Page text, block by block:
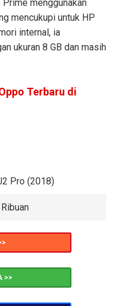
Prime menggunakan
mencukupi untuk HP
internal, ia
ukuran 8 GB dan masih
Terbaru di
>>